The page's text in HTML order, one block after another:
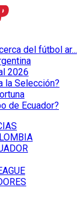
del fútbol ar...
2026
la Selección?
de Ecuador?